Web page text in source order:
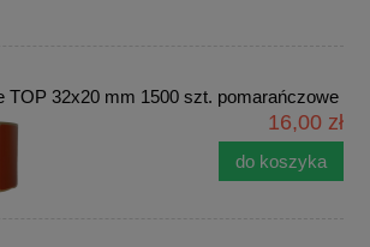
TOP 32x20 mm 1500 szt. pomarańczowe
16,00 zł
do koszyka